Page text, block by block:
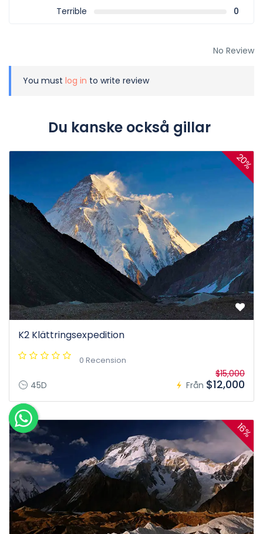
Terrible
0
No Review
You must log in to write review
Du kanske också gillar
20%
K2 Klättringsexpedition
0 Recension
45D Från
$15,000
$12,000
16%